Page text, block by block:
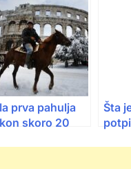
obrok postao
opstanka
prva pahulja
skoro 20
Šta